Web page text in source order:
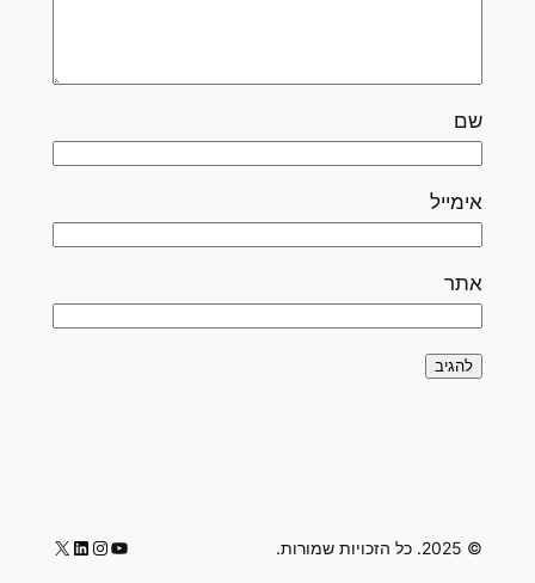
שם
אימייל
אתר
© 2025. כל הזכויות שמורות. YouTube
Instagram
LinkedIn
X